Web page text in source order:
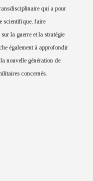
qui a pour
scientifique, faire
la guerre et la stratégie
également à approfondir
nouvelle génération de
concernés.